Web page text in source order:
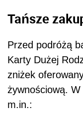
Tańsze
Przed podróżą
Karty Dużej
zniżek
żywnościową.
m.in.: